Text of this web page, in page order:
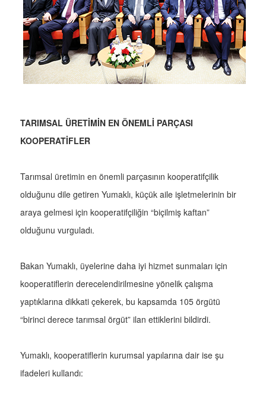
TARIMSAL ÜRETİMİN EN ÖNEMLİ PARÇASI
KOOPERATİFLER
Tarımsal üretimin en önemli parçasının kooperatifçilik
olduğunu dile getiren Yumaklı, küçük aile işletmelerinin bir
araya gelmesi için kooperatifçiliğin “biçilmiş kaftan”
olduğunu vurguladı.
Bakan Yumaklı, üyelerine daha iyi hizmet sunmaları için
kooperatiflerin derecelendirilmesine yönelik çalışma
yaptıklarına dikkati çekerek, bu kapsamda 105 örgütü
“birinci derece tarımsal örgüt” ilan ettiklerini bildirdi.
Yumaklı, kooperatiflerin kurumsal yapılarına dair ise şu
ifadeleri kullandı: